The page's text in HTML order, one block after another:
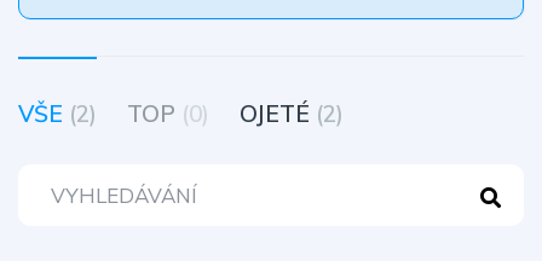
VŠE (2) TOP (0) OJETÉ (2)